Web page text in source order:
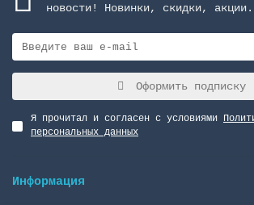
новости! Новинки, скидки, акции.
Оформить подписку
Я прочитал и согласен с условиями
персональных данных
Информация